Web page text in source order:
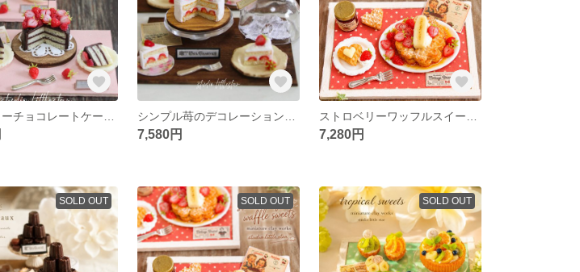
7,580円 7,280円
SOLD OUT SOLD OUT SOLD OUT